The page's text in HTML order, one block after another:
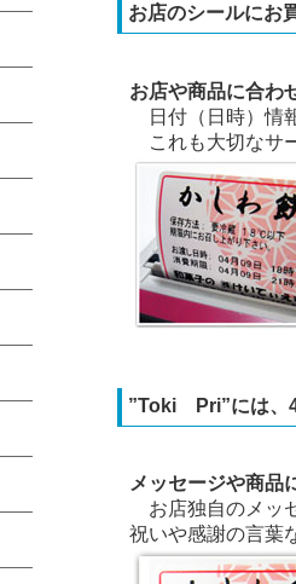
お店のシールにお
お店や商品に合わ
日付（日時）情
これも大切なサ
”Toki Pri”には、
メッセージや商品
お店独自のメッ
祝いや感謝の言葉